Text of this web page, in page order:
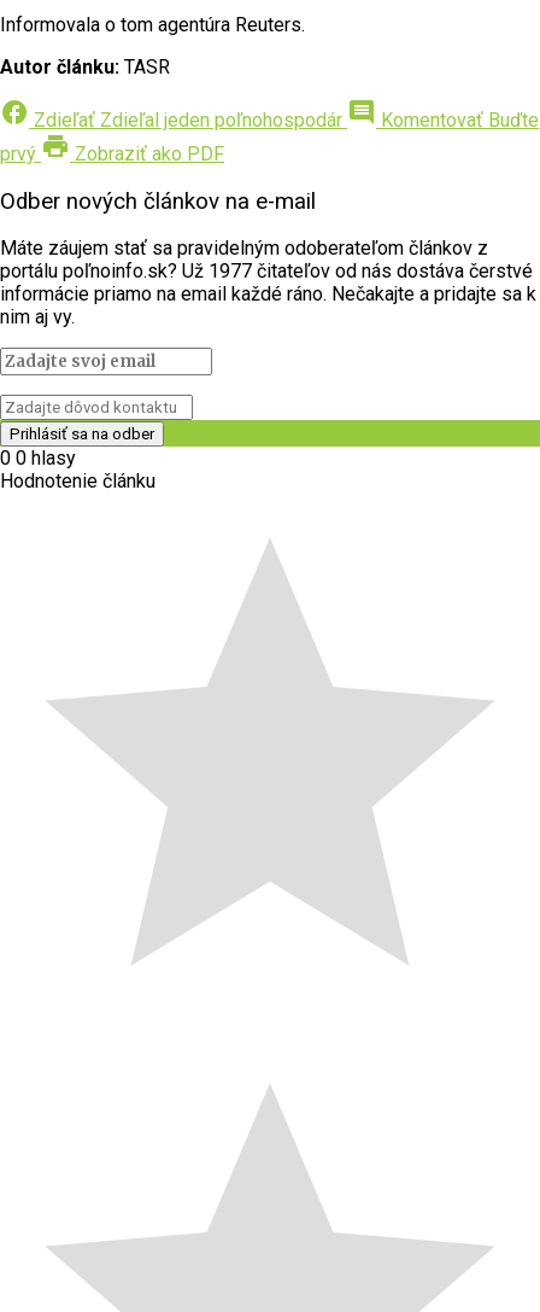
Informovala o tom agentúra Reuters.
Autor článku: TASR
facebook Zdieľať Zdieľal jeden poľnohospodár comment Komentovať Buďte
prvý print Zobraziť ako PDF
Odber nových článkov na e-mail
Máte záujem stať sa pravidelným odoberateľom článkov z
portálu poľnoinfo.sk? Už 1977 čitateľov od nás dostáva čerstvé
informácie priamo na email každé ráno. Nečakajte a pridajte sa k
nim aj vy.
0 0 hlasy
Hodnotenie článku